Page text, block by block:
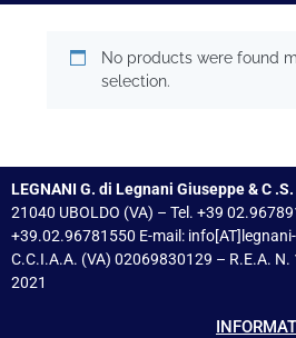
No products were found
selection.
LEGNANI G. di Legnani Giuseppe & C
21040 UBOLDO (VA) – Tel. +39
+39.02.96781550 E-mail:
C.C.I.A.A. (VA) 02069830129 – R.E.A.
2021